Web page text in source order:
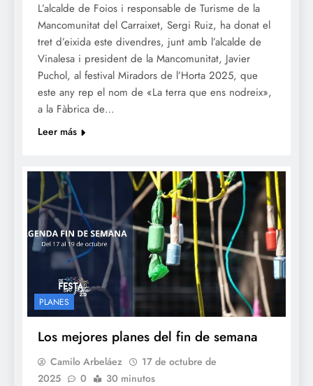
L’alcalde de Foios i responsable de Turisme de la
Mancomunitat del Carraixet, Sergi Ruiz, ha donat el
tret d’eixida este divendres, junt amb l’alcalde de
Vinalesa i president de la Mancomunitat, Javier
Puchol, al festival Miradors de l’Horta 2025, que
este any rep el nom de «La terra que ens nodreix»,
a la Fàbrica de…
Leer más
PLANES
Los mejores planes del fin de semana
Camilo Arbeláez
17 de octubre de
2025
0 30 minutos